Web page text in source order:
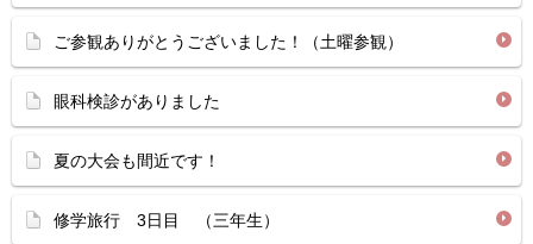
ご参観ありがとうございました！（土曜参観）
眼科検診がありました
夏の大会も間近です！
修学旅行 3日目 （三年生）